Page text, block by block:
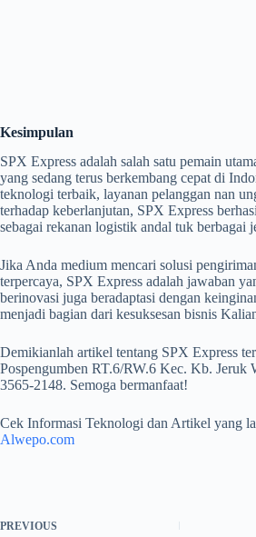
Kesimpulan
SPX Express adalah salah satu pemain
yang sedang terus berkembang cepat di
teknologi terbaik, layanan pelanggan nan
terhadap keberlanjutan, SPX Express
sebagai rekanan logistik andal tuk berbagai
Jika Anda medium mencari solusi
terpercaya, SPX Express adalah jawaban
berinovasi juga beradaptasi dengan
menjadi bagian dari kesuksesan bisnis
Demikianlah artikel tentang SPX Express
Pospengumben RT.6/RW.6 Kec. Kb. Jeruk
3565-2148. Semoga bermanfaat!
Cek Informasi Teknologi dan Artikel yang
Alwepo.com
PREVIOUS